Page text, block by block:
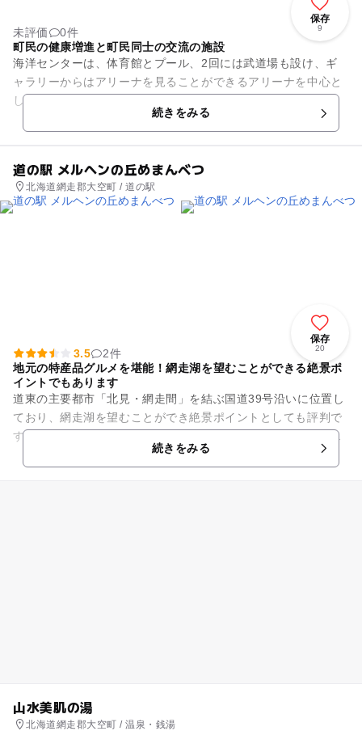
保存
9
未評価
0件
町民の健康増進と町民同士の交流の施設
海洋センターは、体育館とプール、2回には武道場も設け、ギ
ャラリーからはアリーナを見ることができるアリーナを中心と
した体育施設です。キャットウォーク(歩行スペース)もあるの
で、自分のペースにあった...続きをみる
道の駅 メルヘンの丘めまんべつ
北海道網走郡大空町 / 道の駅
保存
20
3.5
2件
地元の特産品グルメを堪能！網走湖を望むことができる絶景ポ
イントでもあります
道東の主要都市「北見・網走間」を結ぶ国道39号沿いに位置し
ており、網走湖を望むことができ絶景ポイントとしても評判で
す。屋内には、地元の特産品販売コーナーや食堂があり、大空
町のグルメを楽しむことが...続きをみる
山水美肌の湯
北海道網走郡大空町 / 温泉・銭湯